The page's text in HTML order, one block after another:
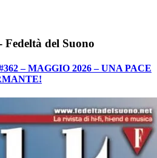
del Suono
– MAGGIO 2026 – UNA PACE